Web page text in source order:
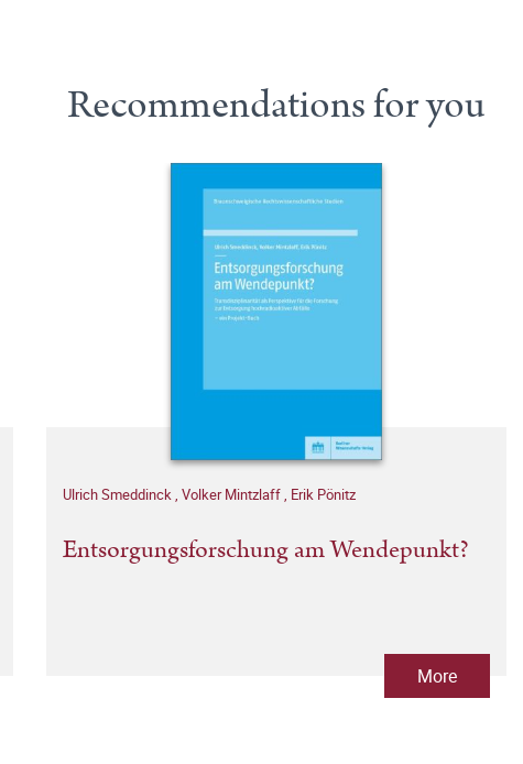
Recommendations for you
Ulrich Smeddinck, Volker Mintzlaff, Erik Pönitz
Entsorgungsforschung am Wendepunkt?
More